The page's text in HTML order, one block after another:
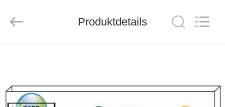
PRODUKTE
Reserved.
Developed
Produktdetails